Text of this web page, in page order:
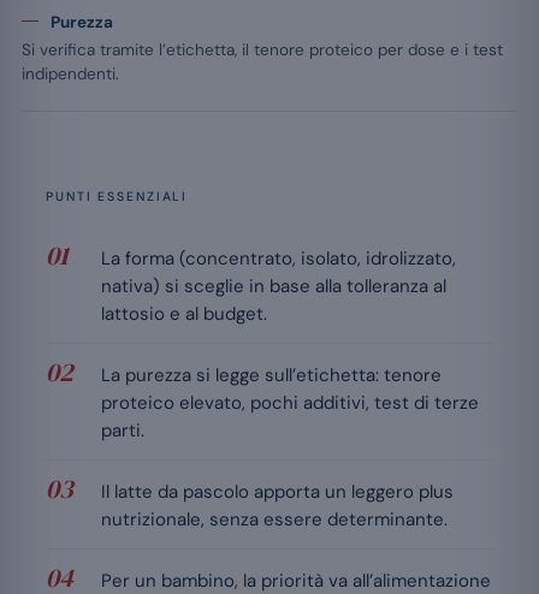
Purezza
Si verifica tramite l’etichetta, il tenore proteico per dose e i test
indipendenti.
PUNTI ESSENZIALI
La forma (concentrato, isolato, idrolizzato,
nativa) si sceglie in base alla tolleranza al
lattosio e al budget.
La purezza si legge sull’etichetta: tenore
proteico elevato, pochi additivi, test di terze
parti.
Il latte da pascolo apporta un leggero plus
nutrizionale, senza essere determinante.
Per un bambino, la priorità va all’alimentazione